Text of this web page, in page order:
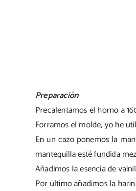
Preparación
Precalentamos el horno a
Forramos el molde, yo he
En un cazo ponemos la
mantequilla esté fundida
Añadimos la esencia de
Por último añadimos la